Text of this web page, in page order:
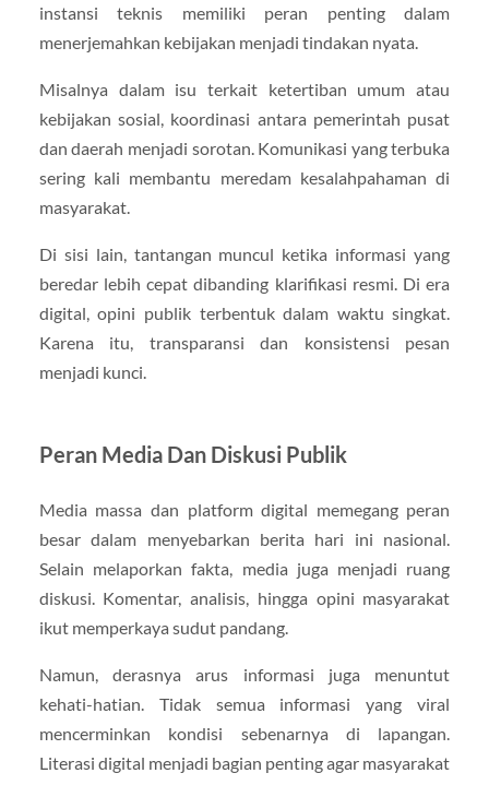
instansi teknis memiliki peran penting dalam
menerjemahkan kebijakan menjadi tindakan nyata.
Misalnya dalam isu terkait ketertiban umum atau
kebijakan sosial, koordinasi antara pemerintah pusat
dan daerah menjadi sorotan. Komunikasi yang terbuka
sering kali membantu meredam kesalahpahaman di
masyarakat.
Di sisi lain, tantangan muncul ketika informasi yang
beredar lebih cepat dibanding klarifikasi resmi. Di era
digital, opini publik terbentuk dalam waktu singkat.
Karena itu, transparansi dan konsistensi pesan
menjadi kunci.
Peran Media Dan Diskusi Publik
Media massa dan platform digital memegang peran
besar dalam menyebarkan berita hari ini nasional.
Selain melaporkan fakta, media juga menjadi ruang
diskusi. Komentar, analisis, hingga opini masyarakat
ikut memperkaya sudut pandang.
Namun, derasnya arus informasi juga menuntut
kehati-hatian. Tidak semua informasi yang viral
mencerminkan kondisi sebenarnya di lapangan.
Literasi digital menjadi bagian penting agar masyarakat